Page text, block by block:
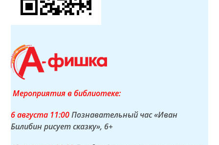
Мероприятия в библиотеке:
6 августа 11:00Познавательный час «Иван
Билибин рисует сказку», 6+